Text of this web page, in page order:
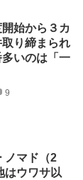
始から３カ
り締まられ
いのは「一
9
ノマド（2
はウワサ以